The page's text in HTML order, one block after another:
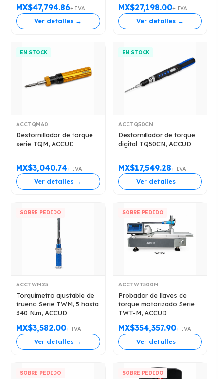
MX$47,794.86+ IVA
Ver detalles →
1000 N.m, ACCUD
MX$27,198.00+ IVA
Ver detalles →
EN STOCK
ACCTQM60
Destornillador de torque
serie TQM, ACCUD
MX$3,040.74+ IVA
Ver detalles →
EN STOCK
ACCTQ50CN
Destornillador de torque
digital TQ50CN, ACCUD
MX$17,549.28+ IVA
Ver detalles →
SOBRE PEDIDO
ACCTWM25
Torquímetro ajustable de
trueno Serie TWM, 5 hasta
340 N.m, ACCUD
MX$3,582.00+ IVA
Ver detalles →
SOBRE PEDIDO
ACCTWT500M
Probador de llaves de
torque motorizado Serie
TWT-M, ACCUD
MX$354,357.90+ IVA
Ver detalles →
SOBRE PEDIDO SOBRE PEDIDO